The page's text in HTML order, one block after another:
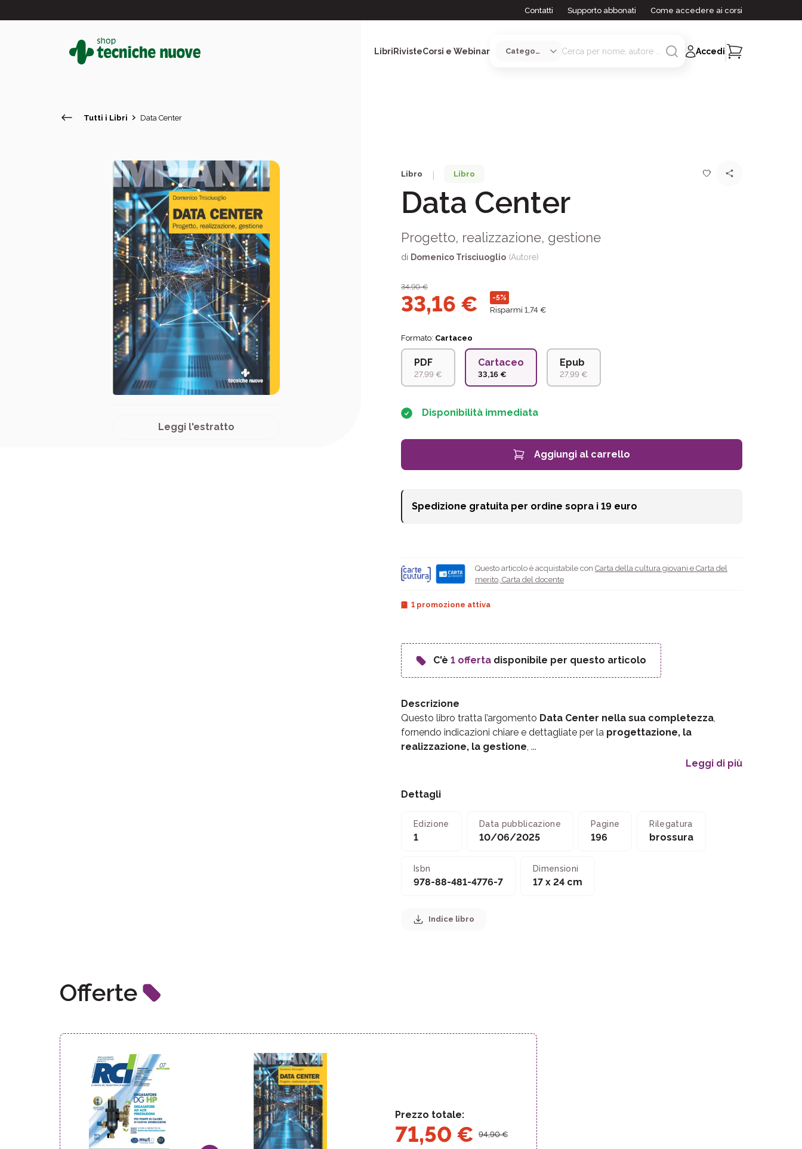
Contatti Supporto abbonati Come accedere ai corsi
LibriRivisteCorsi e Webinar Accedi
Tutti i Libri Data Center
Leggi l'estratto
Libro Libro
Data Center
Progetto, realizzazione, gestione
di Domenico Trisciuoglio (Autore)
34,90€
33,16 € -5%
Risparmi 1,74 €
Formato: Cartaceo
PDF
27,99 €
Cartaceo
33,16 €
Epub
27,99 €
Disponibilità immediata
Aggiungi al carrello
Spedizione gratuita per ordine sopra i 19 euro
Questo articolo è acquistabile con Carta della cultura giovani e Carta del
merito, Carta del docente
1 promozione attiva
C'è 1 offerta disponibile per questo articolo
Descrizione
Questo libro tratta l’argomento Data Center nella sua completezza,
fornendo indicazioni chiare e dettagliate per la progettazione, la
realizzazione, la gestione, ...
Leggi di più
Dettagli
Edizione
1
Data pubblicazione
10/06/2025
Pagine
196
Rilegatura
brossura
Isbn
978-88-481-4776-7
Dimensioni
17 x 24 cm
Indice libro
Offerte
Prezzo totale:
71,50 € 94,90€